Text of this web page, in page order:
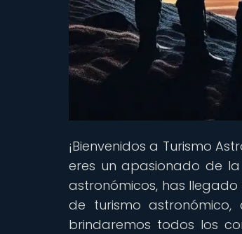
¡Bienvenidos a Turismo
eres un apasionado de
astronómicos, has
de turismo astronómico,
brindaremos todos los